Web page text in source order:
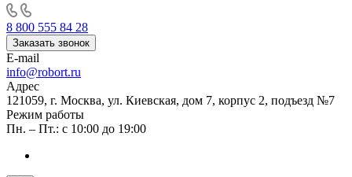
8 800 555 84 28
Заказать звонок
E-mail
info@robort.ru
Адрес
121059, г. Москва, ул. Киевская, дом 7, корпус 2, подъезд №7
Режим работы
Пн. – Пт.: с 10:00 до 19:00